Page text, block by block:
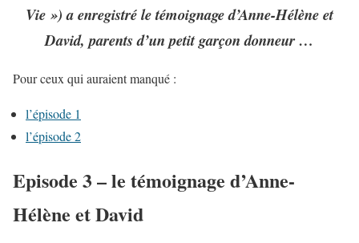
Vie ») a enregistré le témoignage d’Anne-Hélène et
David, parents d’un petit garçon donneur…
Pour ceux qui auraient manqué :
l’épisode 1
l’épisode 2
Episode 3 – le témoignage d’Anne-
Hélène et David